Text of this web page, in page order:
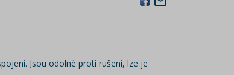
Jsou odolné proti rušení, lze je